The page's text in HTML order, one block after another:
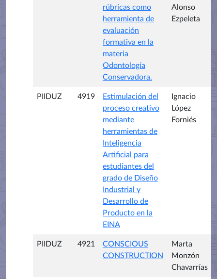
rúbricas como
herramienta de
evaluación
formativa en la
materia
Odontología
Conservadora.
Alonso
Ezpeleta
PIIDUZ 4919
Estimulación del
proceso creativo
mediante
herramientas de
Inteligencia
Artificial para
estudiantes del
grado de Diseño
Industrial y
Desarrollo de
Producto en la
EINA
Ignacio
López
Forniés
PIIDUZ 4921
CONSCIOUS
CONSTRUCTION
Marta
Monzón
Chavarrías